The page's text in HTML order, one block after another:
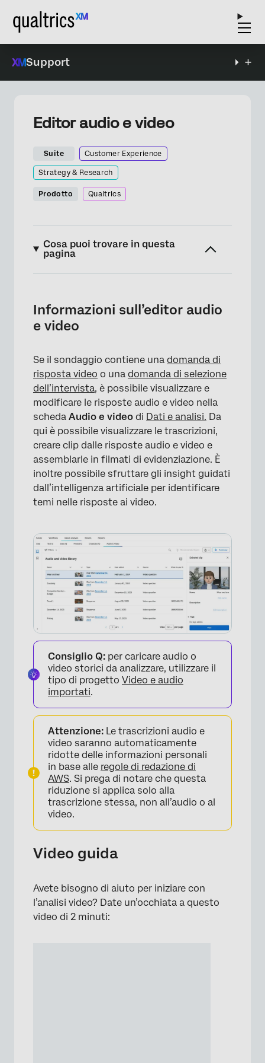
Support
Editor audio e video
Suite Customer Experience
Strategy & Research
Prodotto Qualtrics
Cosa puoi trovare in questa
pagina
Navigazione nella Libreria audio e video
Visualizzazione di una singola risposta video
Trascrizione del video e analisi del sentiment
Capitoli
Note sull’intervista
Raccomandazioni sugli argomenti dei video
Utilizzo di sommari automatici
Creare un videoclip
Lingue disponibili per l’analisi
Condividere e pubblicare un filmato di
Evidenziazione
Risposte video nella sezione Dati
Generazione di link video
Informazioni sull’editor audio
e video
Se il sondaggio contiene una domanda di
risposta video o una domanda di selezione
dell’intervista, è possibile visualizzare e
modificare le risposte audio e video nella
scheda Audio e video di Dati e analisi. Da
qui è possibile visualizzare le trascrizioni,
creare clip dalle risposte audio e video e
assemblarle in filmati di evidenziazione. È
inoltre possibile sfruttare gli insight guidati
dall’intelligenza artificiale per identificare
temi nelle risposte ai video.
Consiglio Q: per caricare audio o
video storici da analizzare, utilizzare il
tipo di progetto Video e audio
importati.
Attenzione: Le trascrizioni audio e
video saranno automaticamente
ridotte delle informazioni personali
in base alle regole di redazione di
AWS. Si prega di notare che questa
riduzione si applica solo alla
trascrizione stessa, non all’audio o al
video.
Video guida
Avete bisogno di aiuto per iniziare con
l’analisi video? Date un’occhiata a questo
video di 2 minuti: